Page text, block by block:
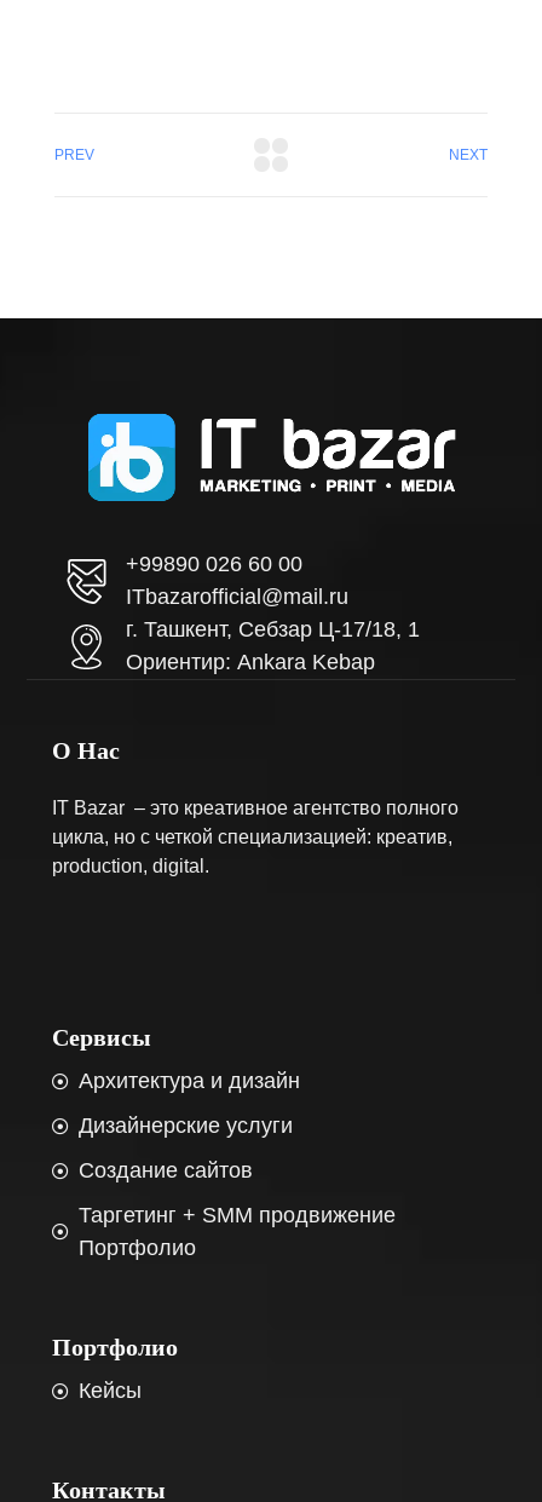
PREV NEXT
+99890 026 60 00
ITbazarofficial@mail.ru
г. Ташкент, Себзар Ц-17/18, 1
Ориентир: Ankara Kebap
О Нас
IT Bazar – это креативное агентство полного
цикла, но с четкой специализацией: креатив,
production, digital.
Сервисы
Архитектура и дизайн
Дизайнерские услуги
Создание сайтов
Таргетинг + SMM продвижение
Портфолио
Портфолио
Кейсы
Контакты